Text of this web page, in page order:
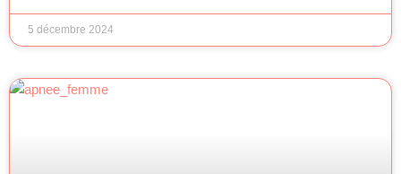
5 décembre 2024